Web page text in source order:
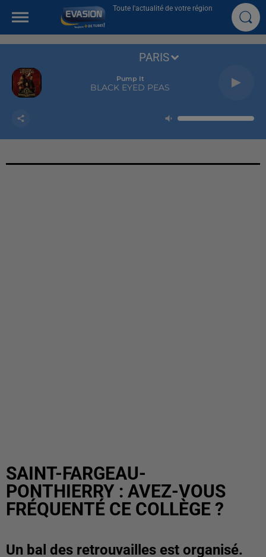
Toute l'actualité de votre région
Pump It
BLACK EYED PEAS
PARIS
SAINT-FARGEAU-
PONTHIERRY : AVEZ-VOUS
FRÉQUENTÉ CE COLLÈGE ?
Un bal des retrouvailles est organisé.